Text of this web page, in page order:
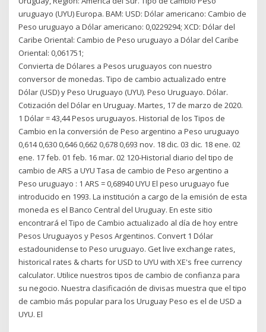
uruguayo (UYU) Europa. BAM: USD: Dólar americano: Cambio de
Peso uruguayo a Dólar americano: 0,0229294; XCD: Dólar del
Caribe Oriental: Cambio de Peso uruguayo a Dólar del Caribe
Oriental: 0,061751;
Convierta de Dólares a Pesos uruguayos con nuestro
conversor de monedas. Tipo de cambio actualizado entre
Dólar (USD) y Peso Uruguayo (UYU). Peso Uruguayo. Dólar.
Cotización del Dólar en Uruguay. Martes, 17 de marzo de 2020.
1 Dólar = 43,44 Pesos uruguayos. Historial de los Tipos de
Cambio en la conversión de Peso argentino a Peso uruguayo
0,614 0,630 0,646 0,662 0,678 0,693 nov. 18 dic. 03 dic. 18 ene. 02
ene. 17 feb. 01 feb. 16 mar. 02 120-Historial diario del tipo de
cambio de ARS a UYU Tasa de cambio de Peso argentino a
Peso uruguayo : 1 ARS = 0,68940 UYU El peso uruguayo fue
introducido en 1993. La institución a cargo de la emisión de esta
moneda es el Banco Central del Uruguay. En este sitio
encontrará el Tipo de Cambio actualizado al día de hoy entre
Pesos Uruguayos y Pesos Argentinos. Convert 1 Dólar
estadounidense to Peso uruguayo. Get live exchange rates,
historical rates & charts for USD to UYU with XE's free currency
calculator. Utilice nuestros tipos de cambio de confianza para
su negocio. Nuestra clasificación de divisas muestra que el tipo
de cambio más popular para los Uruguay Peso es el de USD a
UYU. El